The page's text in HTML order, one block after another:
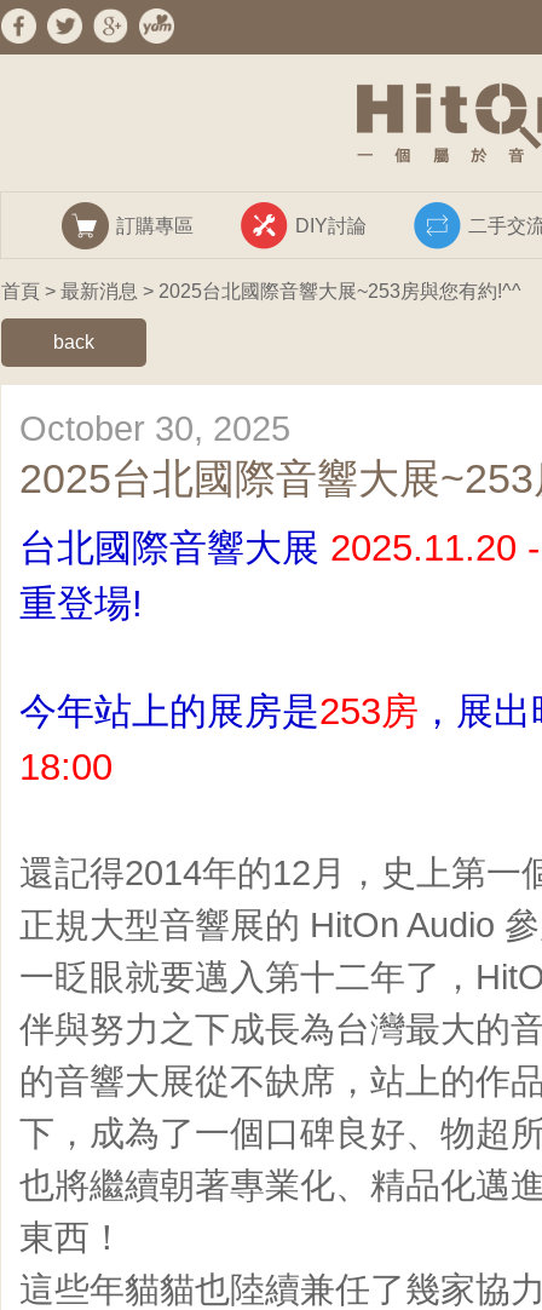
訂購專區 DIY討論 二手交
首頁 > 最新消息 > 2025台北國際音響大展~253房與您有約!^^
back
October 30, 2025
2025台北國際音響大展
台北國際音響大展 2025.11.20
重登場!
今年站上的展房是253房 ， 展
18:00
還記得2014年的12月， 史上第一
正規大型音響展的 HitOn Audio
一眨眼就要邁入第十二年了，
伴與努力之下成長為台灣最大的
的音響大展從不缺席，站上的作
下，成為了一個口碑良好、物超
也將繼續朝著專業化、精品化邁
東西！
這些年貓貓也陸續兼任了幾家協